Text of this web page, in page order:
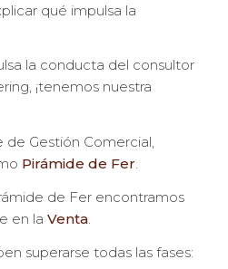
qué impulsa la
la conducta del consultor
¡tenemos nuestra
de Gestión Comercial,
Pirámide de Fer.
de Fer encontramos
en la Venta.
superarse todas las fases: